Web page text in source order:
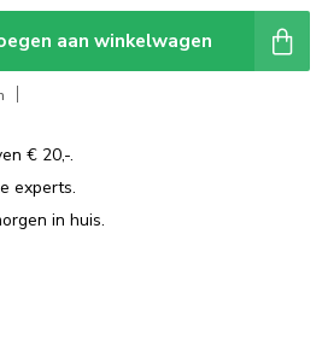
aan winkelwagen
€ 20,-.
experts.
in huis.